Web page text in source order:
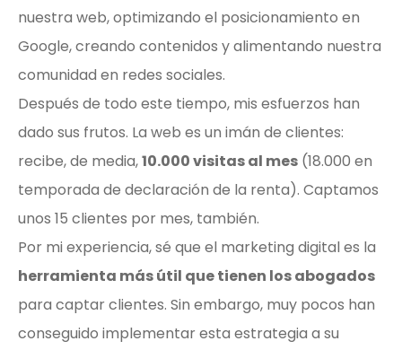
nuestra web, optimizando el posicionamiento en
Google, creando contenidos y alimentando nuestra
comunidad en redes sociales.
Después de todo este tiempo, mis esfuerzos han
dado sus frutos. La web es un imán de clientes:
recibe, de media,10.000 visitas al mes (18.000 en
temporada de declaración de la renta). Captamos
unos 15 clientes por mes, también.
Por mi experiencia, sé que el marketing digital es la
herramienta más útil que tienen los abogados
para captar clientes. Sin embargo, muy pocos han
conseguido implementar esta estrategia a su